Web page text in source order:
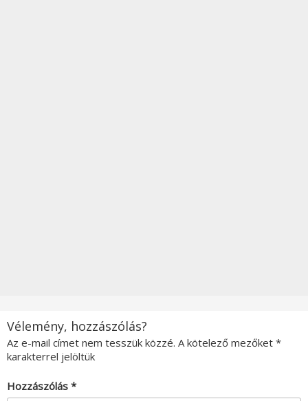
Vélemény, hozzászólás?
Az e-mail címet nem tesszük közzé. A kötelező mezőket *
karakterrel jelöltük
Hozzászólás *